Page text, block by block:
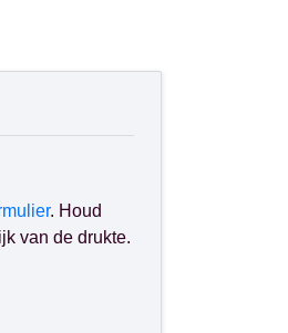
. Houd
van de drukte.